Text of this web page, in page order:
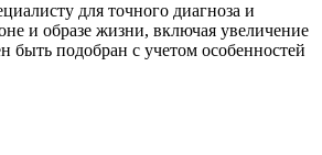
для точного диагноза и
и образе жизни, включая увеличение
быть подобран с учетом особенностей